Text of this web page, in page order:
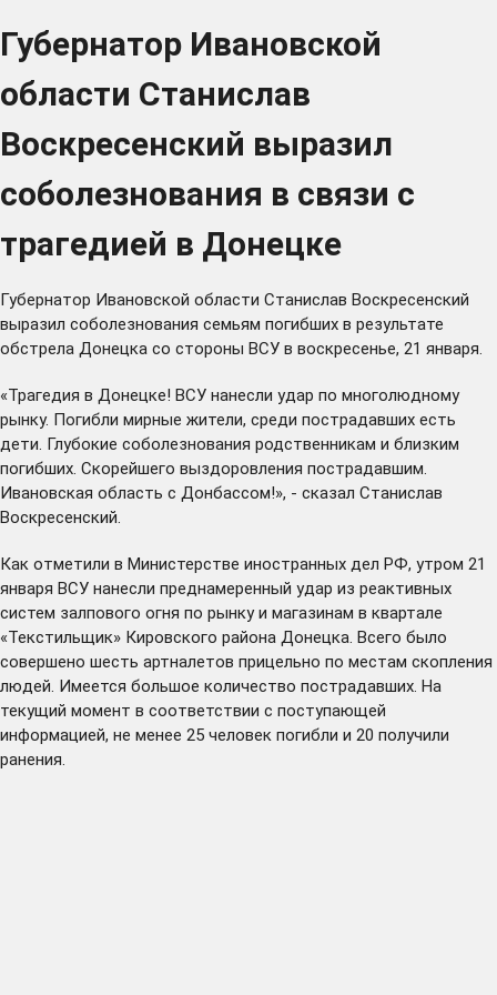
Губернатор Ивановской
области Станислав
Воскресенский выразил
соболезнования в связи с
трагедией в Донецке
Губернатор Ивановской области Станислав Воскресенский
выразил соболезнования семьям погибших в результате
обстрела Донецка со стороны ВСУ в воскресенье, 21 января.
«Трагедия в Донецке! ВСУ нанесли удар по многолюдному
рынку. Погибли мирные жители, среди пострадавших есть
дети. Глубокие соболезнования родственникам и близким
погибших. Скорейшего выздоровления пострадавшим.
Ивановская область с Донбассом!», - сказал Станислав
Воскресенский.
Как отметили в Министерстве иностранных дел РФ, утром 21
января ВСУ нанесли преднамеренный удар из реактивных
систем залпового огня по рынку и магазинам в квартале
«Текстильщик» Кировского района Донецка. Всего было
совершено шесть артналетов прицельно по местам скопления
людей. Имеется большое количество пострадавших. На
текущий момент в соответствии с поступающей
информацией, не менее 25 человек погибли и 20 получили
ранения.